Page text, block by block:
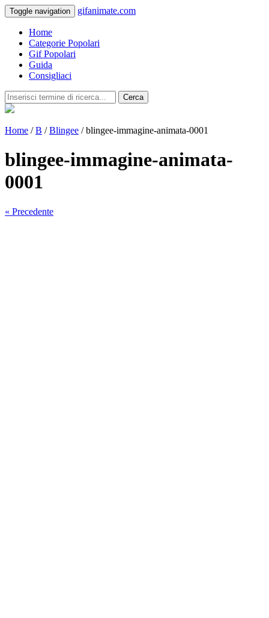
Toggle navigation gifanimate.com
Home
Categorie Popolari
Gif Popolari
Guida
Consigliaci
Cerca
Home /B /Blingee / blingee-immagine-animata-0001
blingee-immagine-animata-
0001
« Precedente